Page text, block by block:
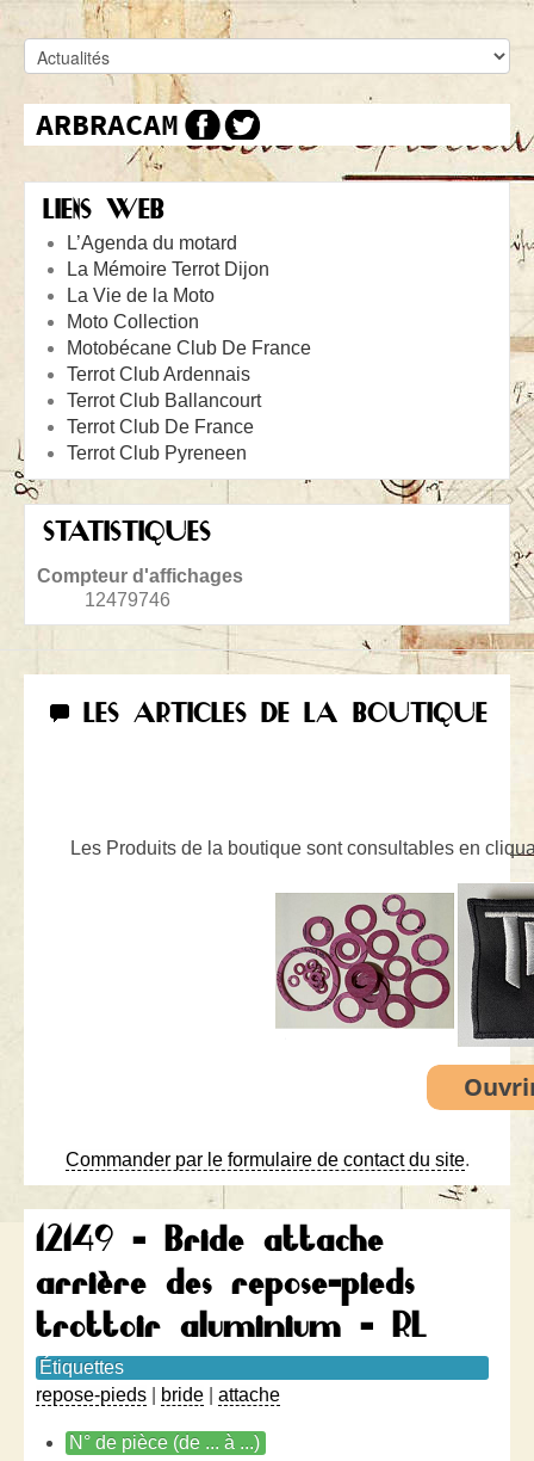
LIENS WEB
L’Agenda du motard
La Mémoire Terrot Dijon
La Vie de la Moto
Moto Collection
Motobécane Club De France
Terrot Club Ardennais
Terrot Club Ballancourt
Terrot Club De France
Terrot Club Pyreneen
STATISTIQUES
Compteur d'affichages
12479746
LES ARTICLES DE LA BOUTIQUE
Les Produits de la boutique sont consultables en
Commander par le formulaire de contact du site.
12149 - Bride attache
arrière des repose-pieds
trottoir aluminium - RL
Étiquettes
repose-pieds
bride attache
N° de pièce (de ... à ...)